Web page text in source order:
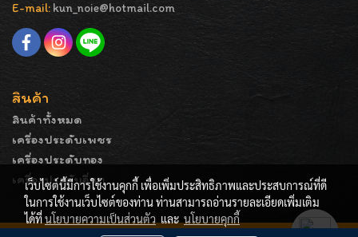
E-mail: kun_noie@hotmail.com
สินค้า
สินค้าทั้งหมด
เครื่องประดับเพชร
เครื่องประดับทอง
เครื่องประดับอื่นๆ
เว็บไซต์นี้มีการใช้งานคุกกี้ เพื่อเพิ่มประสิทธิภาพและประสบการณ์ที่ดี
ในการใช้งานเว็บไซต์ของท่าน ท่านสามารถอ่านรายละเอียดเพิ่มเติม
ได้ที่นโยบายความเป็นส่วนตัว และ นโยบายคุกกี้